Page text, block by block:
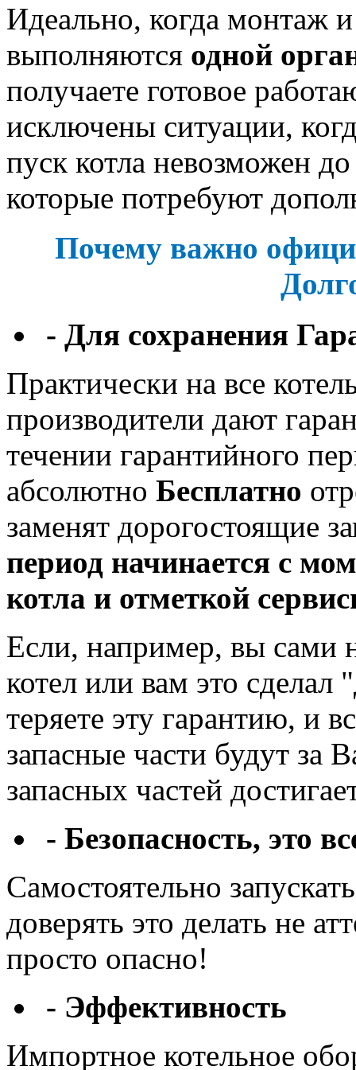
Идеально, когда монтаж
выполняются одной
получаете готовое
исключены ситуации,
пуск котла невозможен
которые потребуют
Почему важно
- Для сохранения
Практически на все
производители дают
течении гарантийного
абсолютно Бесплатно
заменят дорогостоящие
период начинается с
котла и отметкой
Если, например, вы сами
котел или вам это сделал
теряете эту гарантию, и
запасные части будут за
запасных частей
- Безопасность, это
Самостоятельно
доверять это делать не
просто опасно!
- Эффективность
Импортное котельное